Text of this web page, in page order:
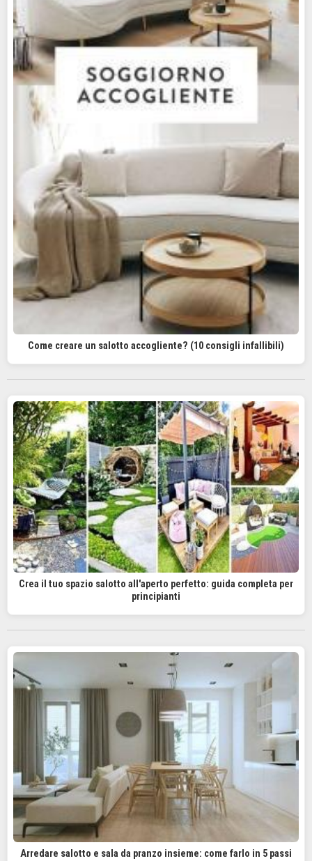
Come creare un salotto accogliente? (10 consigli infallibili)
Crea il tuo spazio salotto all'aperto perfetto: guida completa per
principianti
Arredare salotto e sala da pranzo insieme: come farlo in 5 passi